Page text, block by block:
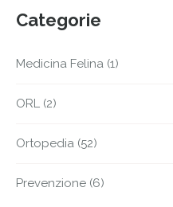
Categorie
Medicina Felina (1)
ORL (2)
Ortopedia (52)
Prevenzione (6)